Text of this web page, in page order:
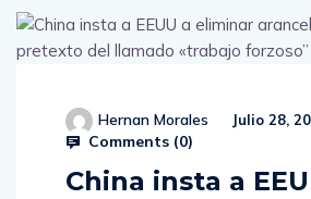
Hernan Morales Julio 28,
Comments (0)
China insta a